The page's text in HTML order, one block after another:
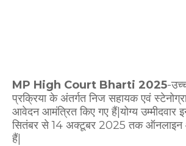
MP High Court Bharti 2025-
प्रक्रिया के अंतर्गत निज सहायक एवं
आवेदन आमंत्रित किए गए हैं|योग्य उम्मीदवार
सितंबर से 14 अक्टूबर 2025 तक
हैं|